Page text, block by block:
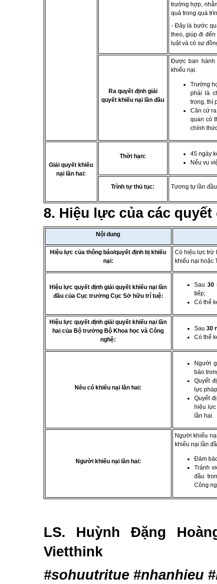
trường hợp,
quả trong quá
- Đây là bước
theo, giúp đi
luật và có sự
Ra quyết định giải
quyết khiếu nại lần đầu
Được ban hành
khiếu nại.
Trường
phải là
trọng, thì
Căn cứ
quan có
chính
Giải quyết khiếu
nại lần hai:
Thời hạn:
45 ngày
Nếu vụ
Trình tự thủ tục: Tương tự lần
8. Hiệu lực của các
Nội dung
Hiệu lực của thông báo/quyết định bị khiếu
nại:
Có hiệu lực trừ
khiếu nại hoặc
Hiệu lực quyết định giải quyết khiếu nại lần
đầu của Cục trưởng Cục Sở hữu trí tuệ:
Sau 30
tiếp;
Có thể
Hiệu lực quyết định giải quyết khiếu nại lần
hai của Bộ trưởng Bộ Khoa học và Công
nghệ:
Sau 30
Có thể
Nếu có khiếu nại lần hai:
Người
báo
Quyết
lực
Quyết
hiệu
lần hai.
Người khiếu nại lần hai:
Người khiếu
khiếu nại lần
Đảm
Tránh
đầu
Công
LS. Huỳnh Đặng
Vietthink
#sohuutritue #nhanhieu